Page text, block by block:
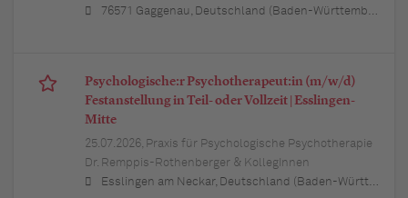
76571 Gaggenau, Deutschland (Baden-Württemberg)
Psychologische:r Psychotherapeut:in (m/w/d)
Festanstellung in Teil- oder Vollzeit | Esslingen-
Mitte
25.07.2026, Praxis für Psychologische Psychotherapie
Dr. Remppis-Rothenberger & KollegInnen
Esslingen am Neckar, Deutschland (Baden-Württemberg)